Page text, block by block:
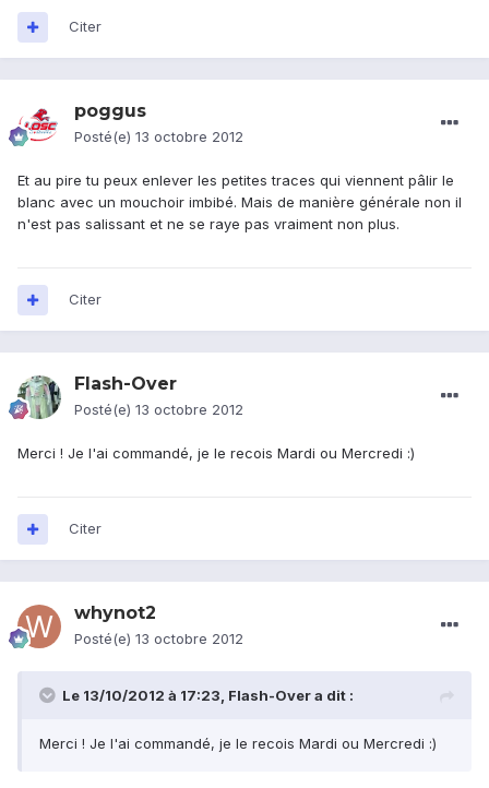
Citer
poggus
Posté(e) 13 octobre 2012
Et au pire tu peux enlever les petites traces qui viennent pâlir le
blanc avec un mouchoir imbibé. Mais de manière générale non il
n'est pas salissant et ne se raye pas vraiment non plus.
Citer
Flash-Over
Posté(e) 13 octobre 2012
Merci ! Je l'ai commandé, je le recois Mardi ou Mercredi :)
Citer
whynot2
Posté(e) 13 octobre 2012
Le 13/10/2012 à 17:23, Flash-Over a dit :
Merci ! Je l'ai commandé, je le recois Mardi ou Mercredi :)